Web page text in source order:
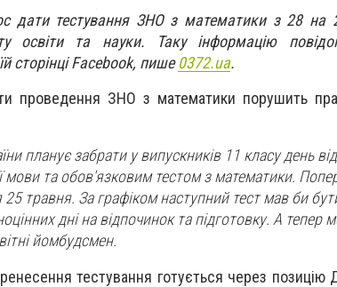
дати тестування ЗНО з математики з 28 на
освіти та науки. Таку інформацію
сторінці Facebook, пише0372.ua.
проведення ЗНО з математики порушить
планує забрати у випускників 11 класу день
мови та обов'язковим тестом з математики.
25 травня. За графіком наступний тест мав би
дні на відпочинок та підготовку. А тепер
йомбудсмен.
тестування готується через позицію